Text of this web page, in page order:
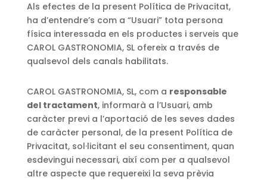
Als efectes de la present Política de Privacitat,
ha d’entendre’s com a “Usuari” tota persona
física interessada en els productes i serveis que
CAROL GASTRONOMIA, SL ofereix a través de
qualsevol dels canals habilitats.
CAROL GASTRONOMIA, SL, com a responsable
del tractament, informarà a l’Usuari, amb
caràcter previ a l’aportació de les seves dades
de caràcter personal, de la present Política de
Privacitat, sol·licitant el seu consentiment, quan
esdevingui necessari, així com per a qualsevol
altre aspecte que requereixi la seva prèvia